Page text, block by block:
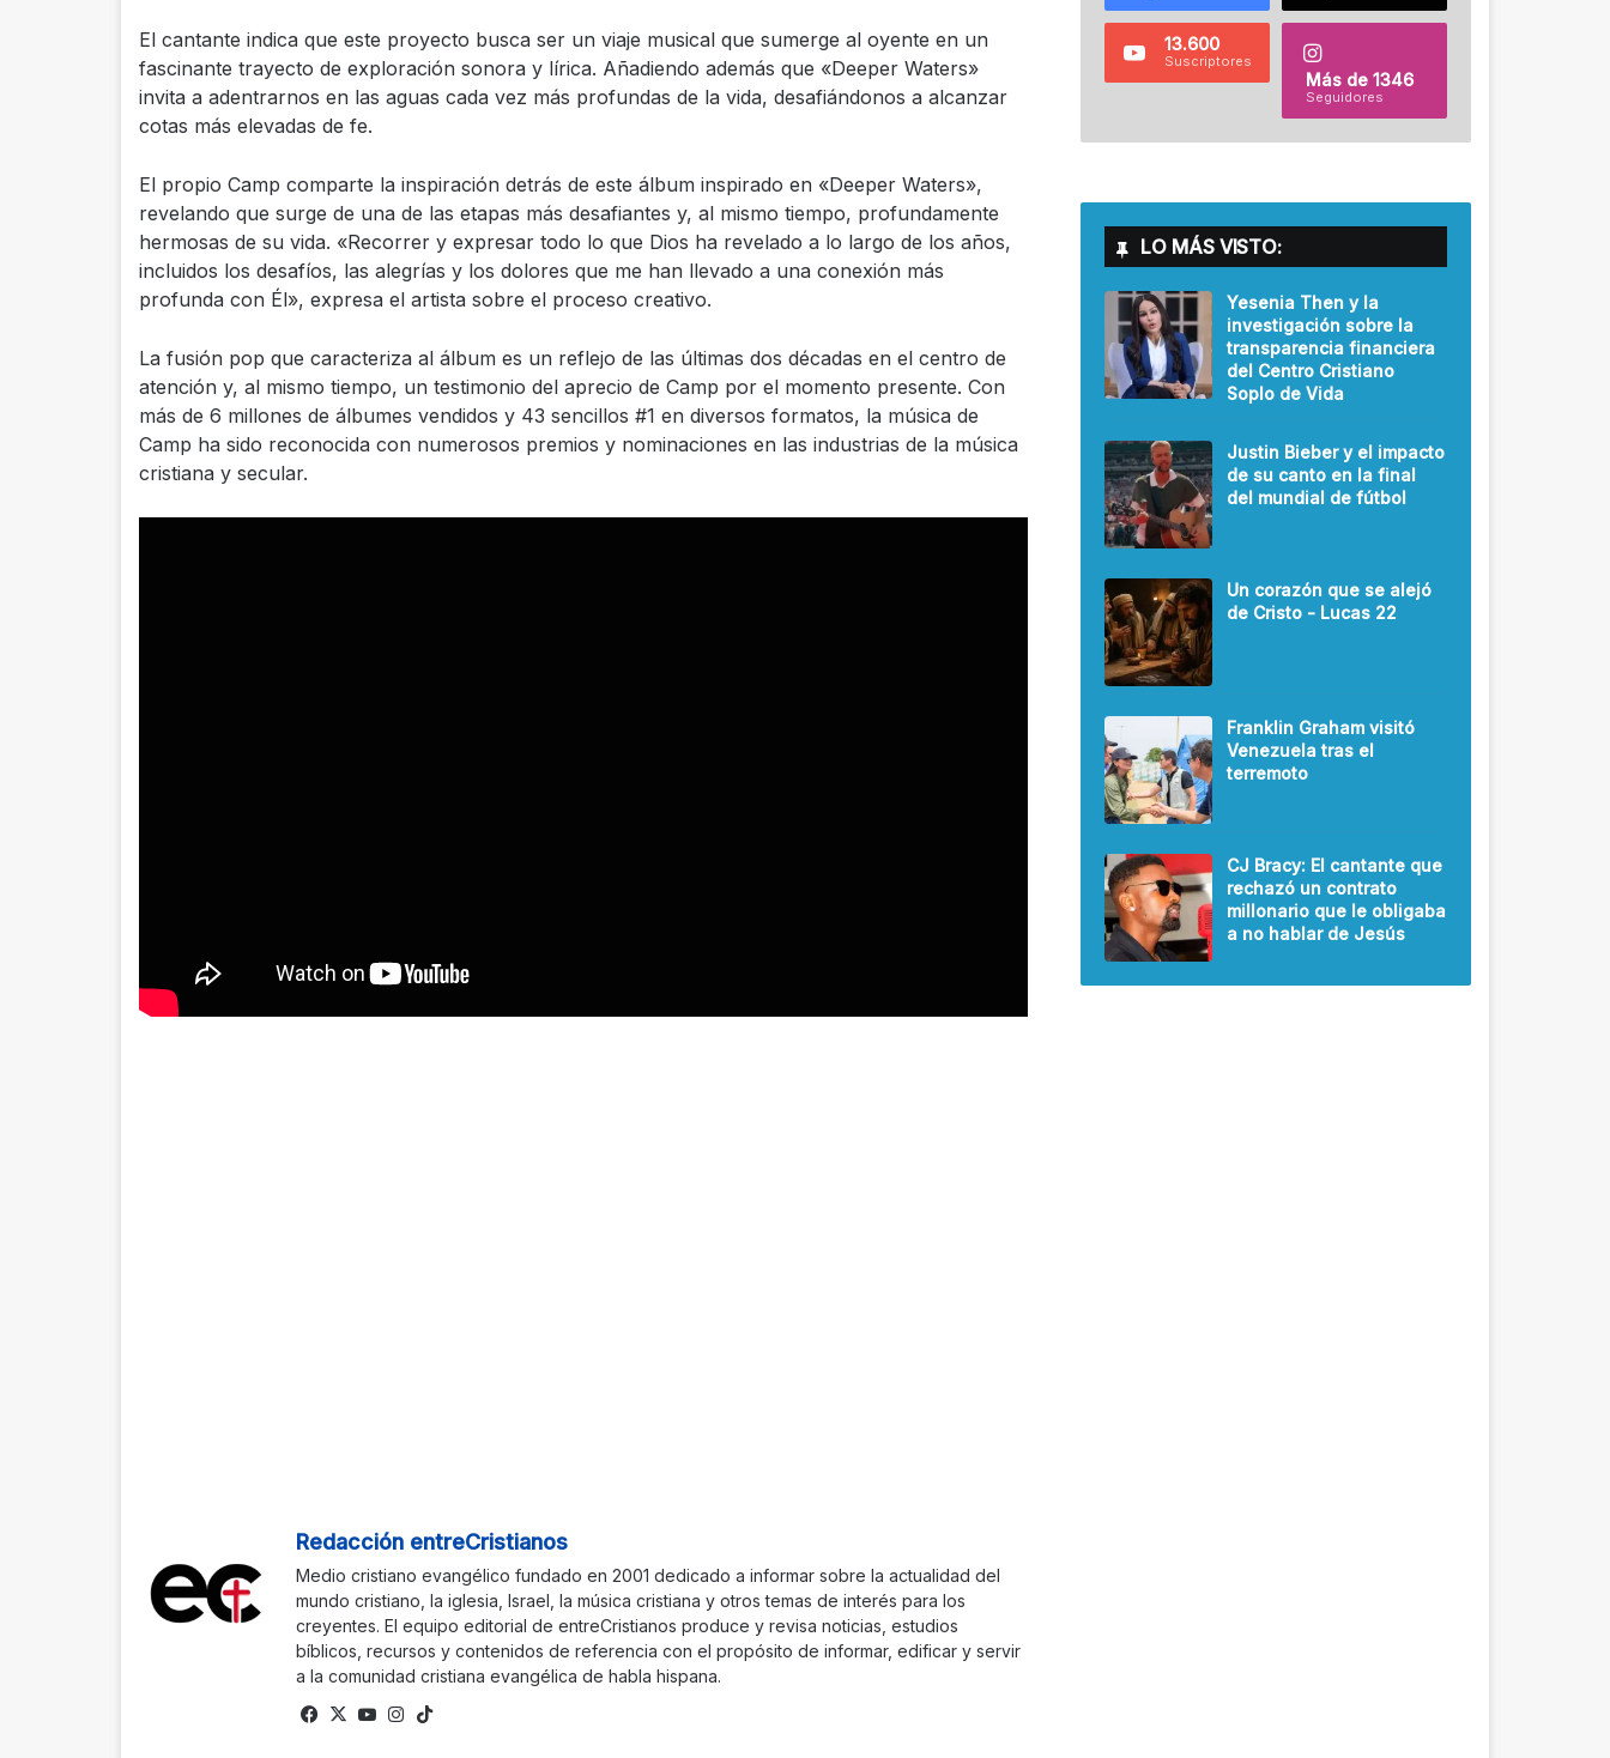
El cantante indica que este proyecto busca ser un viaje musical que sumerge al oyente en un
fascinante trayecto de exploración sonora y lírica. Añadiendo además que «Deeper Waters»
invita a adentrarnos en las aguas cada vez más profundas de la vida, desafiándonos a alcanzar
cotas más elevadas de fe.
El propio Camp comparte la inspiración detrás de este álbum inspirado en «Deeper Waters»,
revelando que surge de una de las etapas más desafiantes y, al mismo tiempo, profundamente
hermosas de su vida. «Recorrer y expresar todo lo que Dios ha revelado a lo largo de los años,
incluidos los desafíos, las alegrías y los dolores que me han llevado a una conexión más
profunda con Él», expresa el artista sobre el proceso creativo.
La fusión pop que caracteriza al álbum es un reflejo de las últimas dos décadas en el centro de
atención y, al mismo tiempo, un testimonio del aprecio de Camp por el momento presente. Con
más de 6 millones de álbumes vendidos y 43 sencillos #1 en diversos formatos, la música de
Camp ha sido reconocida con numerosos premios y nominaciones en las industrias de la música
cristiana y secular.
Redacción entreCristianos
Medio cristiano evangélico fundado en 2001 dedicado a informar sobre la actualidad del
mundo cristiano, la iglesia, Israel, la música cristiana y otros temas de interés para los
creyentes. El equipo editorial de entreCristianos produce y revisa noticias, estudios
bíblicos, recursos y contenidos de referencia con el propósito de informar, edificar y servir
a la comunidad cristiana evangélica de habla hispana.
Facebook
X YouTubeInstagram
13.600
Suscriptores
Más de 1346
Seguidores
LO MÁS VISTO:
Yesenia Then y la
investigación sobre la
transparencia financiera
del Centro Cristiano
Soplo de Vida
Justin Bieber y el impacto
de su canto en la final
del mundial de fútbol
Un corazón que se alejó
de Cristo - Lucas 22
Franklin Graham visitó
Venezuela tras el
terremoto
CJ Bracy: El cantante que
rechazó un contrato
millonario que le obligaba
a no hablar de Jesús